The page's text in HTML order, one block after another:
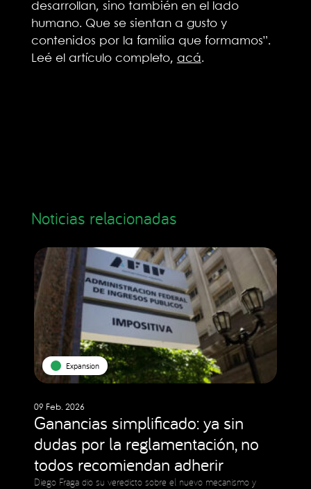
desarrollan, sino también en el lado
humano. Que se sientan a gusto y
contenidos por la familia que formamos”.
Leé el artículo completo, acá.
Noticias relacionadas
Expansion
09 Feb. 2026
Ganancias simplificado: ya sin
dudas por la reglamentación, no
todos recomiendan adherir
Diego Fraga dio su veredicto sobre el nuevo mecanismo y